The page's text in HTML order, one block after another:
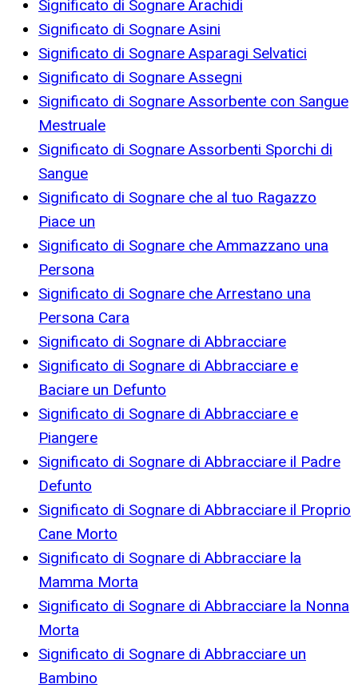
Significato di Sognare Arachidi
Significato di Sognare Asini
Significato di Sognare Asparagi Selvatici
Significato di Sognare Assegni
Significato di Sognare Assorbente con Sangue
Mestruale
Significato di Sognare Assorbenti Sporchi di
Sangue
Significato di Sognare che al tuo Ragazzo
Piace un
Significato di Sognare che Ammazzano una
Persona
Significato di Sognare che Arrestano una
Persona Cara
Significato di Sognare di Abbracciare
Significato di Sognare di Abbracciare e
Baciare un Defunto
Significato di Sognare di Abbracciare e
Piangere
Significato di Sognare di Abbracciare il Padre
Defunto
Significato di Sognare di Abbracciare il Proprio
Cane Morto
Significato di Sognare di Abbracciare la
Mamma Morta
Significato di Sognare di Abbracciare la Nonna
Morta
Significato di Sognare di Abbracciare un
Bambino